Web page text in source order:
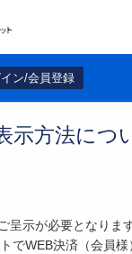
ン/会員登録
示方法につ
呈示が必要となります
でWEB決済（会員